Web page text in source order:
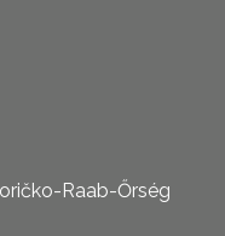
Raab-Őrség